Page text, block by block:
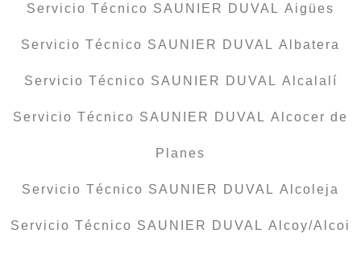
Servicio Técnico SAUNIER DUVAL Aigües
Servicio Técnico SAUNIER DUVAL Albatera
Servicio Técnico SAUNIER DUVAL Alcalalí
Servicio Técnico SAUNIER DUVAL Alcocer de
Planes
Servicio Técnico SAUNIER DUVAL Alcoleja
Servicio Técnico SAUNIER DUVAL Alcoy/Alcoi